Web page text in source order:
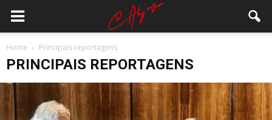
Home Principais reportagens
PRINCIPAIS REPORTAGENS